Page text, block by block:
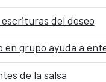
del deseo
grupo ayuda a
de la salsa